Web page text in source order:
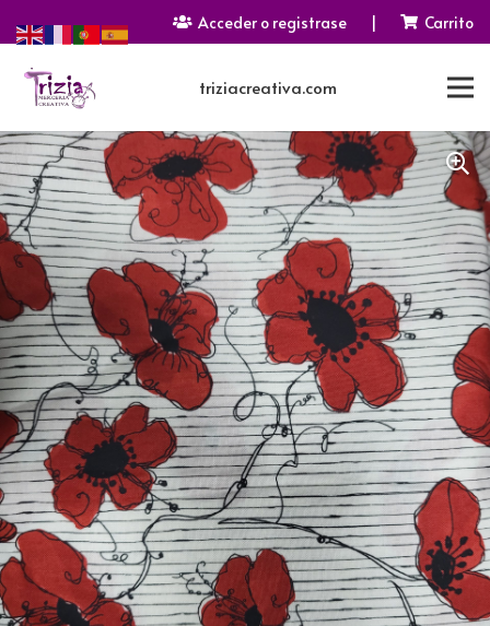
Acceder o registrase | Carrito
triziacreativa.com